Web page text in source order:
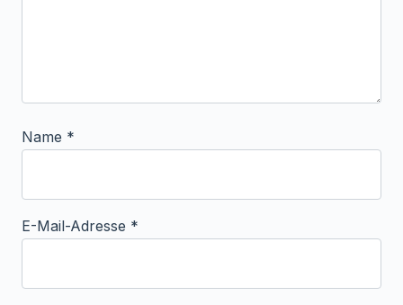
Name *
E-Mail-Adresse *